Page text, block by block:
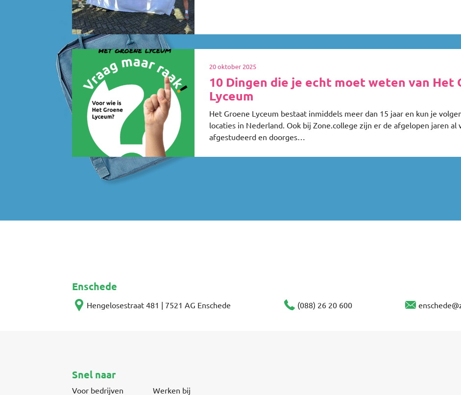
20 oktober 2025
10 Dingen die je echt moet weten van Het
Lyceum
Het Groene Lyceum bestaat inmiddels meer dan 15 jaar en kun je
locaties in Nederland. Ook bij Zone.college zijn er de afgelopen jaren al
afgestudeerd en doorges…
Enschede
Hengelosestraat 481 | 7521 AG Enschede (088) 26 20 600
Snel naar
Voor bedrijven Werken bij